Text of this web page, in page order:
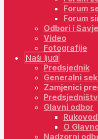
Forum
Forum
Odbori i
Video
Fotografije
Naši ljudi
Predsjednik
Generalni
Zamjenici
Glavni odbor
O
Nadzorni